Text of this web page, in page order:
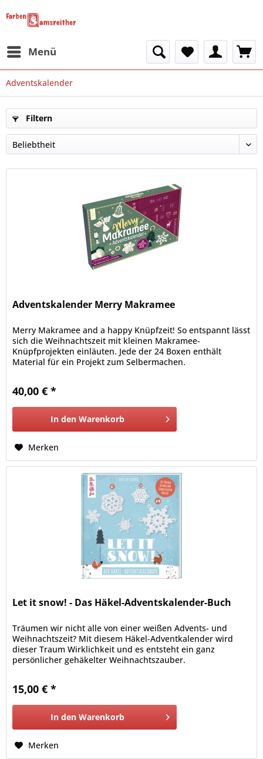
Menü
Adventskalender
Filtern
Adventskalender Merry Makramee
Merry Makramee and a happy Knüpfzeit! So entspannt lässt
sich die Weihnachtszeit mit kleinen Makramee-
Knüpfprojekten einläuten. Jede der 24 Boxen enthält
Material für ein Projekt zum Selbermachen.
40,00 € *
In den Warenkorb
Merken
Let it snow! - Das Häkel-Adventskalender-Buch
Träumen wir nicht alle von einer weißen Advents- und
Weihnachtszeit? Mit diesem Häkel-Adventkalender wird
dieser Traum Wirklichkeit und es entsteht ein ganz
persönlicher gehäkelter Weihnachtszauber.
15,00 € *
In den Warenkorb
Merken